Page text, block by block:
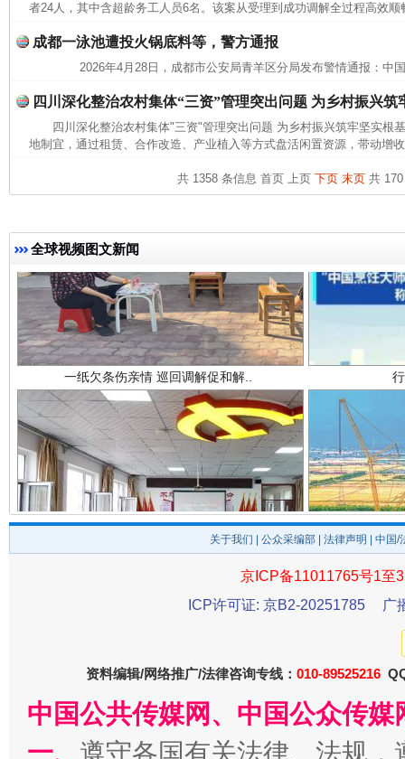
者24人，其中含超龄务工人员6名。该案从受理到成功调解全过程高效
成都一泳池遭投火锅底料等，警方通报
2026年4月28日，成都市公安局青羊区分局发布警情通报：中
四川深化整治农村集体“三资”管理突出问题 为乡村振兴筑
四川深化整治农村集体"三资"管理突出问题 为乡村振兴筑牢坚实
地制宜，通过租赁、合作改造、产业植入等方式盘活闲置资源，带动增
共 1358 条信息 首页 上页 下页 末页共 170
全球视频图文新闻
完善运行机制助力责任有效落实
一纸欠条伤亲情 巡回调解促和解..
法徽映军营 权益有保障关于我们 公众采编部 法律声明 | 中国
京ICP备11011765号1至
ICP许可证: 京B2-20251785
广
资料编辑/网络推广/法律咨询专线： 010-89525216
中国公共传媒网、中国公众传
一、 遵守各国有关法律、法规